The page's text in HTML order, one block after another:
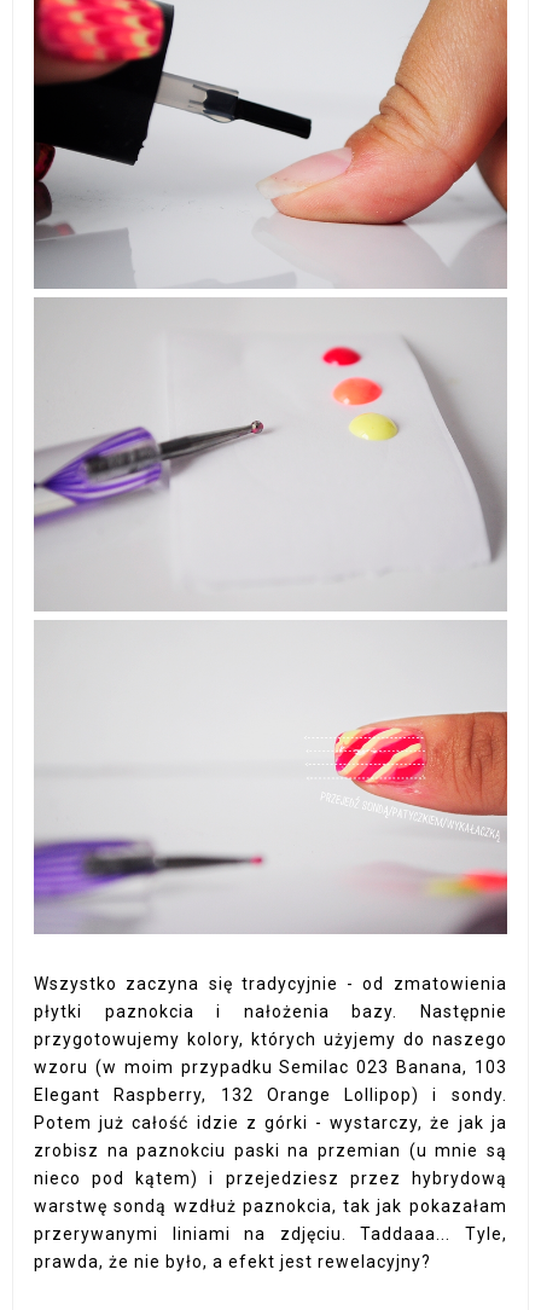
Wszystko zaczyna się tradycyjnie - od zmatowienia
płytki paznokcia i nałożenia bazy. Następnie
przygotowujemy kolory, których użyjemy do naszego
wzoru (w moim przypadku Semilac 023 Banana, 103
Elegant Raspberry, 132 Orange Lollipop) i sondy.
Potem już całość idzie z górki - wystarczy, że jak ja
zrobisz na paznokciu paski na przemian (u mnie są
nieco pod kątem) i przejedziesz przez hybrydową
warstwę sondą wzdłuż paznokcia, tak jak pokazałam
przerywanymi liniami na zdjęciu. Taddaaa... Tyle,
prawda, że nie było, a efekt jest rewelacyjny?